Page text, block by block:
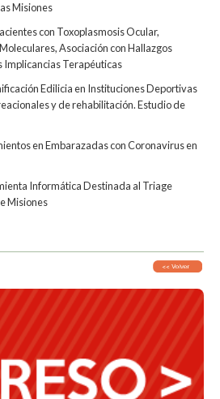
Misiones
con Toxoplasmosis Ocular,
Asociación con Hallazgos
Implicancias Terapéuticas
Edilicia en Instituciones Deportivas
y de rehabilitación. Estudio de
en Embarazadas con Coronavirus en
Informática Destinada al Triage
Misiones